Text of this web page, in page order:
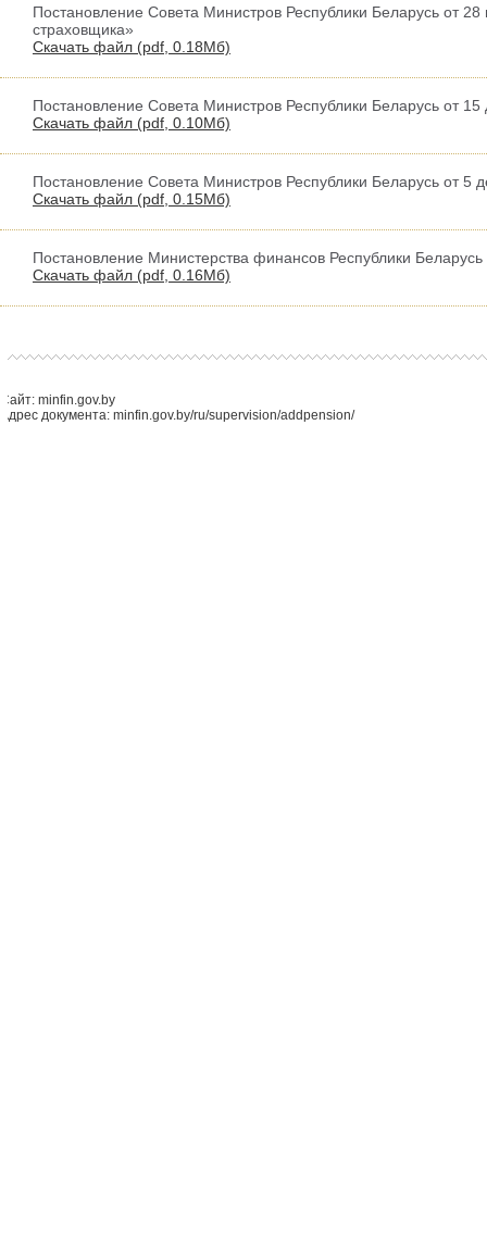
Постановление Совета Министров Республики Беларусь от
страховщика»
Скачать файл (pdf, 0.18Мб)
Постановление Совета Министров Республики Беларусь от
Скачать файл (pdf, 0.10Мб)
Постановление Совета Министров Республики Беларусь от
Скачать файл (pdf, 0.15Мб)
Постановление Министерства финансов Республики
Скачать файл (pdf, 0.16Мб)
Сайт: minfin.gov.by
Адрес документа: minfin.gov.by/ru/supervision/addpension/